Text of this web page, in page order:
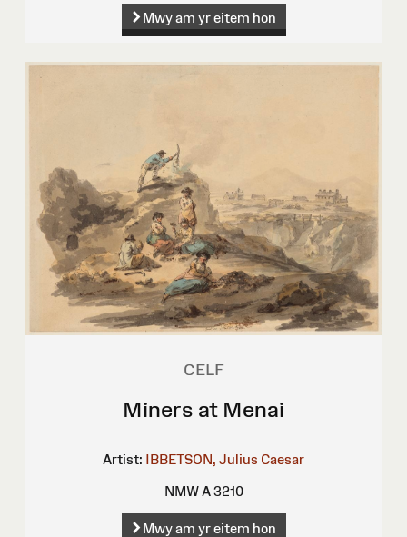
Mwy am yr eitem hon
CELF
Miners at Menai
Artist: IBBETSON, Julius Caesar
NMW A 3210
Mwy am yr eitem hon